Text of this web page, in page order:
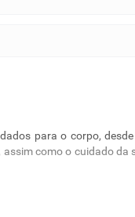
para o corpo,
, assim como o cuidado da